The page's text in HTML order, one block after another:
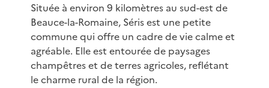
Située à environ 9 kilomètres au sud-est de
Beauce-la-Romaine, Séris est une petite
commune qui offre un cadre de vie calme et
agréable. Elle est entourée de paysages
champêtres et de terres agricoles, reflétant
le charme rural de la région.